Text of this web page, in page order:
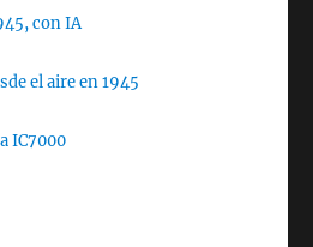
con IA
el aire en 1945
IC7000